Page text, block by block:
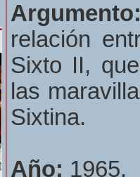
relación
Sixto II,
las
Sixtina.
Año: 1965.